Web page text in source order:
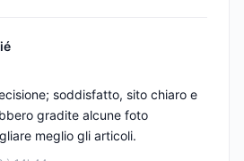
soddisfatto, sito chiaro e
gradite alcune foto
meglio gli articoli.